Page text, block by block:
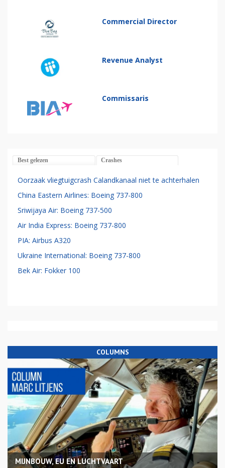
Commercial Director
Revenue Analyst
Commissaris
Best gelezen Crashes
Oorzaak vliegtuigcrash Calandkanaal niet te achterhalen
China Eastern Airlines: Boeing 737-800
Sriwijaya Air: Boeing 737-500
Air India Express: Boeing 737-800
PIA: Airbus A320
Ukraine International: Boeing 737-800
Bek Air: Fokker 100
COLUMNS
MIJNBOUW, EU EN LUCHTVAART